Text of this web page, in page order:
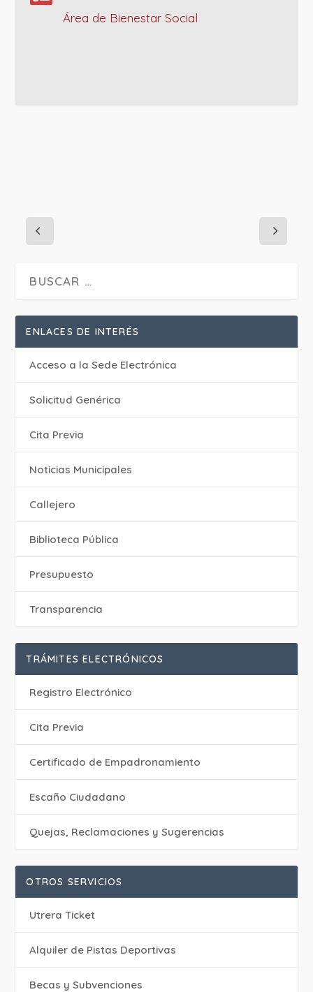
Área de Bienestar Social
ENLACES DE INTERÉS
Acceso a la Sede Electrónica
Solicitud Genérica
Cita Previa
‎Noticias Municipales
Callejero
Biblioteca Pública
Presupuesto
Transparencia
TRÁMITES ELECTRÓNICOS
Registro Electrónico
Cita Previa
Certificado de Empadronamiento
Escaño Ciudadano
Quejas, Reclamaciones y Sugerencias
OTROS SERVICIOS
Utrera Ticket
Alquiler de Pistas Deportivas
Becas y Subvenciones